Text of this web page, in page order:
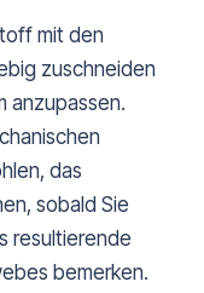
mit den
zuschneiden
anzupassen.
das
sobald Sie
resultierende
bemerken.